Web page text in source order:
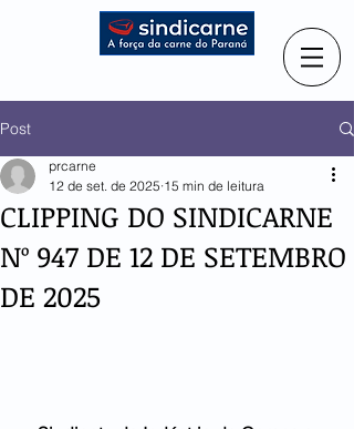
Post
CLIPPING DO SINDICARNE
Nº 947 DE 12 DE SETEMBRO
DE 2025
prcarne
12 de set. de 2025 15 min de leitura